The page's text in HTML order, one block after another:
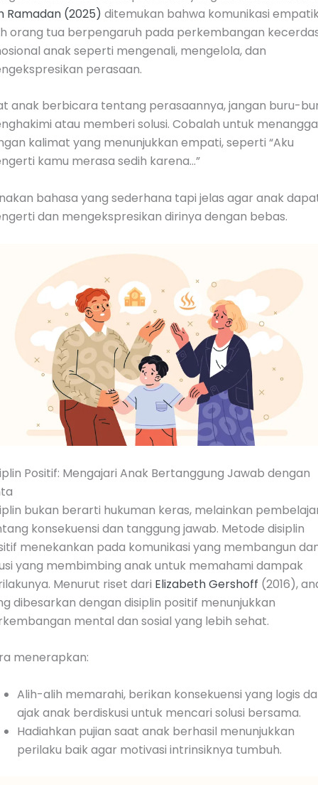
Ramadan (2025) ditemukan bahwa komunikasi
orang tua berpengaruh pada perkembangan
anak seperti mengenali, mengelola, dan
perasaan.
anak berbicara tentang perasaannya, jangan buru-
atau memberi solusi. Cobalah untuk
kalimat yang menunjukkan empati, seperti “Aku
kamu merasa sedih karena…”
bahasa yang sederhana tapi jelas agar anak
dan mengekspresikan dirinya dengan bebas.
Positif: Mengajari Anak Bertanggung Jawab dengan
bukan berarti hukuman keras, melainkan
konsekuensi dan tanggung jawab. Metode disiplin
menekankan pada komunikasi yang membangun
yang membimbing anak untuk memahami dampak
Menurut riset dari Elizabeth Gershoff (2016),
dibesarkan dengan disiplin positif menunjukkan
mental dan sosial yang lebih sehat.
menerapkan:
Alih-alih memarahi, berikan konsekuensi yang logis
ajak anak berdiskusi untuk mencari solusi bersama.
Hadiahkan pujian saat anak berhasil menunjukkan
perilaku baik agar motivasi intrinsiknya tumbuh.